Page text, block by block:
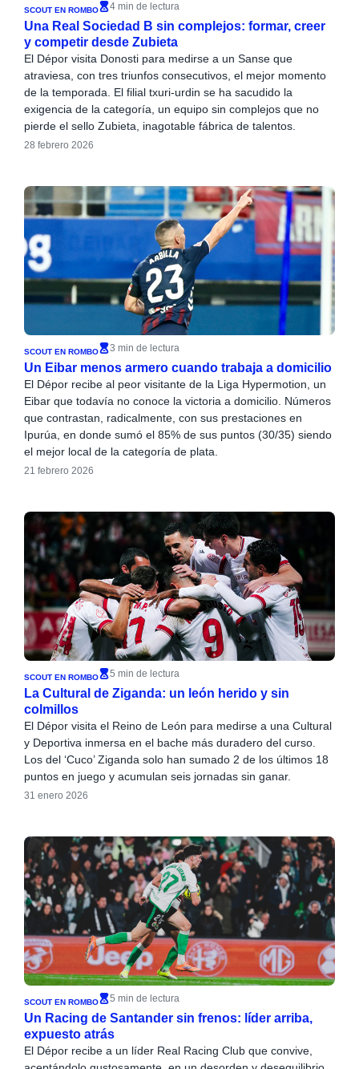
SCOUT EN ROMBO 4 min de lectura
Una Real Sociedad B sin complejos: formar, creer
y competir desde Zubieta
El Dépor visita Donosti para medirse a un Sanse que
atraviesa, con tres triunfos consecutivos, el mejor momento
de la temporada. El filial txuri-urdin se ha sacudido la
exigencia de la categoría, un equipo sin complejos que no
pierde el sello Zubieta, inagotable fábrica de talentos.
28 febrero 2026
SCOUT EN ROMBO 3 min de lectura
Un Eibar menos armero cuando trabaja a domicilio
El Dépor recibe al peor visitante de la Liga Hypermotion, un
Eibar que todavía no conoce la victoria a domicilio. Números
que contrastan, radicalmente, con sus prestaciones en
Ipurúa, en donde sumó el 85% de sus puntos (30/35) siendo
el mejor local de la categoría de plata.
21 febrero 2026
SCOUT EN ROMBO 5 min de lectura
La Cultural de Ziganda: un león herido y sin
colmillos
El Dépor visita el Reino de León para medirse a una Cultural
y Deportiva inmersa en el bache más duradero del curso.
Los del ‘Cuco’ Ziganda solo han sumado 2 de los últimos 18
puntos en juego y acumulan seis jornadas sin ganar.
31 enero 2026
SCOUT EN ROMBO 5 min de lectura
Un Racing de Santander sin frenos: líder arriba,
expuesto atrás
El Dépor recibe a un líder Real Racing Club que convive,